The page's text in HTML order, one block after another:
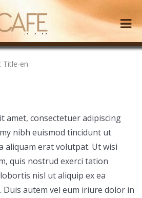
Title-en
amet, consectetuer adipiscing
nibh euismod tincidunt ut
aliquam erat volutpat. Ut wisi
quis nostrud exerci tation
nisl ut aliquip ex ea
Duis autem vel eum iriure dolor in